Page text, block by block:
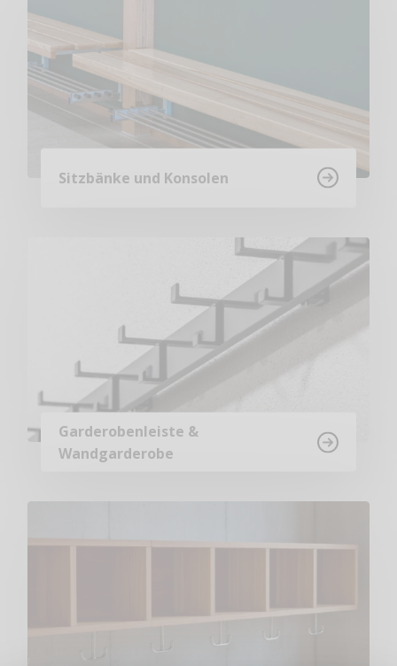
Sitzbänke und Konsolen
Garderobenleiste &
Wandgarderobe